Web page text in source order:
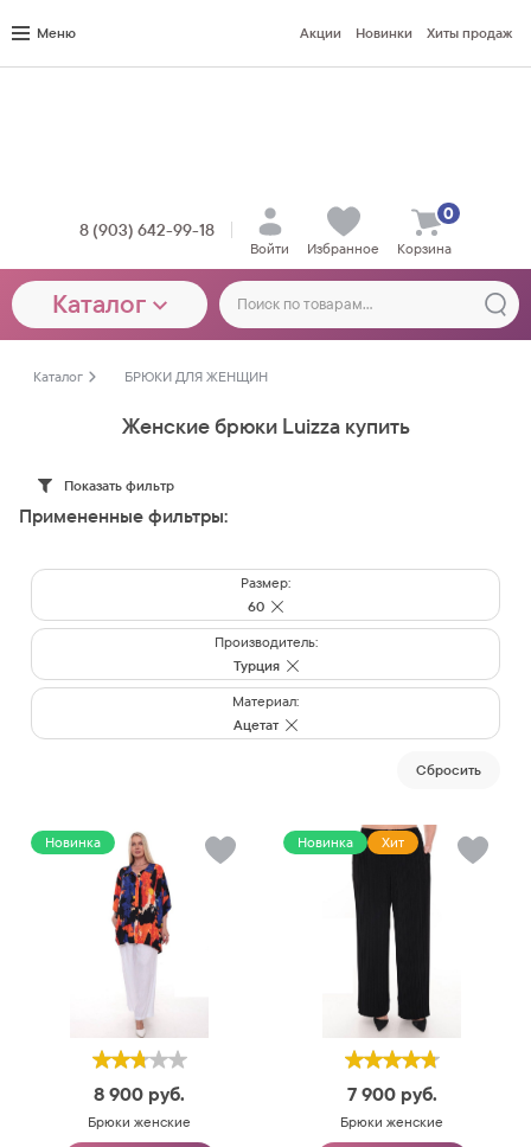
Меню Акции Новинки Хиты продаж
8 (903) 642-99-18
Войти Избранное Корзина
0
Каталог
Каталог БРЮКИ ДЛЯ ЖЕНЩИН
Женские брюки Luizza купить
Показать фильтр
Примененные фильтры:
Размер:
60
Производитель:
Турция
Материал:
Ацетат
Cбросить
Новинка
8 900 руб.
Брюки женские
Новинка Хит
7 900 руб.
Брюки женские